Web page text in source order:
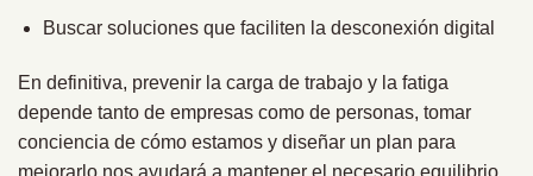
Buscar soluciones que faciliten la desconexión digital
En definitiva, prevenir la carga de trabajo y la fatiga
depende tanto de empresas como de personas, tomar
conciencia de cómo estamos y diseñar un plan para
mejorarlo nos ayudará a mantener el necesario equilibrio